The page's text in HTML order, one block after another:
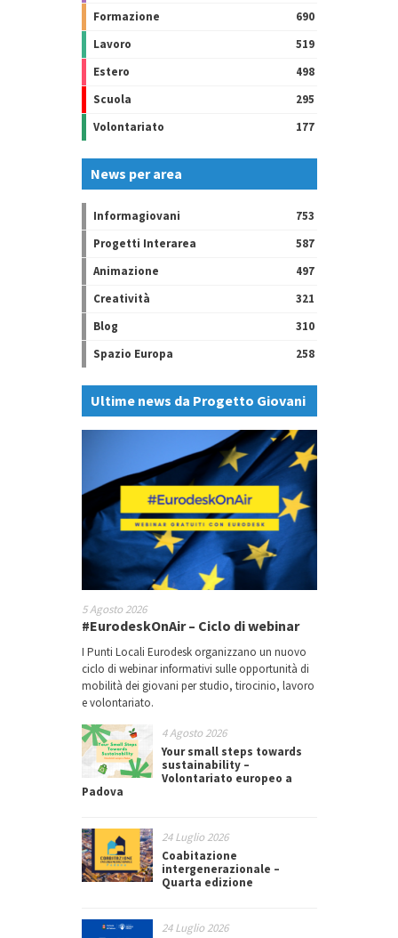
Formazione
690
Lavoro
519
Estero
498
Scuola
295
Volontariato
177
News per area
Informagiovani
753
Progetti Interarea
587
Animazione
497
Creatività
321
Blog
310
Spazio Europa
258
Ultime news da Progetto Giovani
5 Agosto 2026
#EurodeskOnAir – Ciclo di webinar
I Punti Locali Eurodesk organizzano un nuovo
ciclo di webinar informativi sulle opportunità di
mobilità dei giovani per studio, tirocinio, lavoro
e volontariato.
4 Agosto 2026
Your small steps towards
sustainability –
Volontariato europeo a
Padova
24 Luglio 2026
Coabitazione
intergenerazionale –
Quarta edizione
24 Luglio 2026